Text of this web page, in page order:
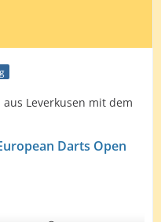
Leverkusen mit dem
Darts Open